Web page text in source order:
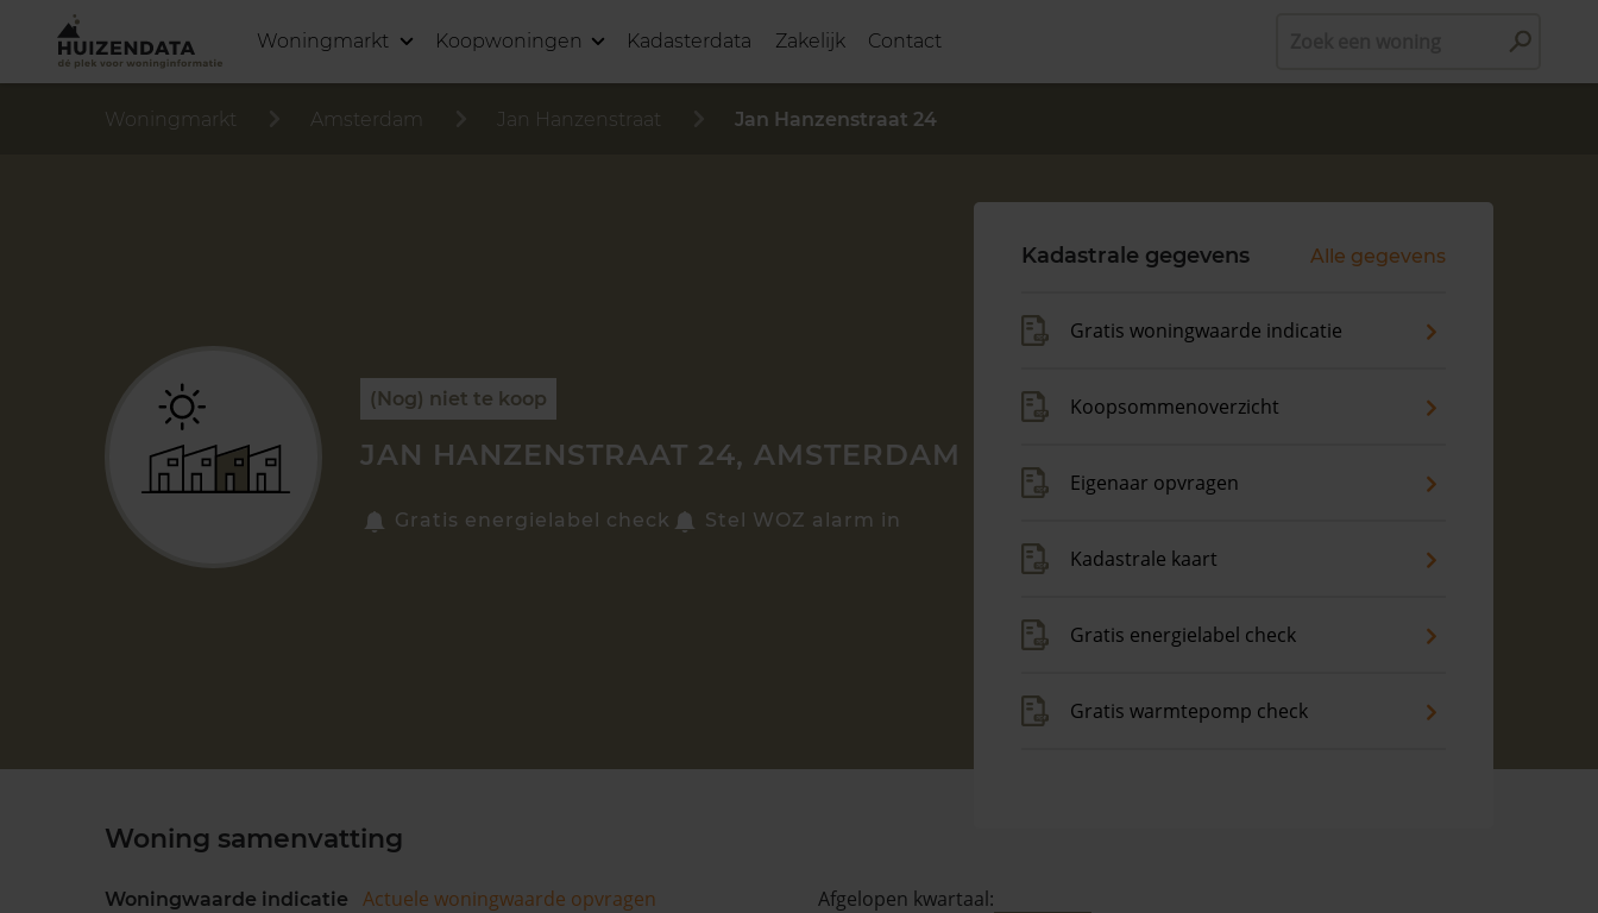
Woningmarkt Koopwoningen Kadasterdata Zakelijk Contact
Woningmarkt Amsterdam Jan Hanzenstraat Jan Hanzenstraat 24
(Nog) niet te koop
JAN HANZENSTRAAT 24, AMSTERDAM
Gratis energielabel check Stel WOZ alarm in
Kadastrale gegevens Alle gegevens
Gratis woningwaarde indicatie
Koopsommenoverzicht
Eigenaar opvragen
Kadastrale kaart
Gratis energielabel check
Gratis warmtepomp check
Woning samenvatting
Woningwaarde indicatie
Actuele woningwaarde opvragen
Afgelopen kwartaal: